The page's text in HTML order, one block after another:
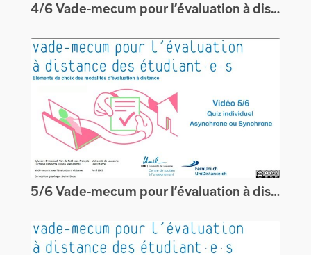
4/6 Vade-mecum pour l’évaluation à distance des étudiants : Productions synchrones
5/6 Vade-mecum pour l’évaluation à distance des étudiants : Les quiz